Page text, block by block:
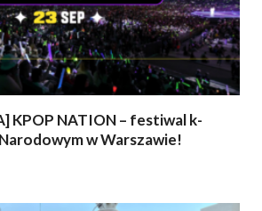
KPOP NATION – festiwal k-
w Warszawie!